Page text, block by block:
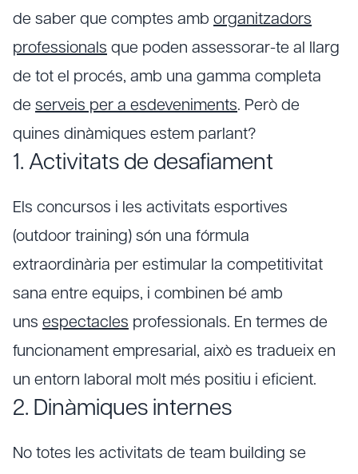
de saber que comptes amb organitzadors
professionals que poden assessorar-te al llarg
de tot el procés, amb una gamma completa
de serveis per a esdeveniments. Però de
quines dinàmiques estem parlant?
1. Activitats de desafiament
Els concursos i les activitats esportives
(outdoor training) són una fórmula
extraordinària per estimular la competitivitat
sana entre equips, i combinen bé amb
uns espectacles professionals. En termes de
funcionament empresarial, això es tradueix en
un entorn laboral molt més positiu i eficient.
2. Dinàmiques internes
No totes les activitats de team building se